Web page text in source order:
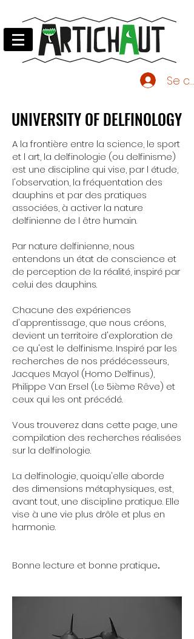
Se
UNIVERSITY OF DELFINOLOGY
UNIVERSITY OF DELFINOLOGY
A la frontière entre la science, le sport
et l art, la delfinologie (ou delfinisme)
est une discipline qui vise, par l étude,
l'observation, la fréquentation des
dauphins et par des pratiques
associées, à activer la nature
delfinienne de l être humain.
Par nature delfinienne, nous
entendons un état de conscience et
de perception de la réalité, inspiré par
celui des dauphins.
Chacune des expériences
d'apprentissage, que nous créons,
devient un territoire d'exploration de
ce qu'est le delfinisme. Inspiré par les
recherches de nos prédécesseurs,
Jacques Mayol (Homo Delfinus),
Philippe Van Ersel (Le 5ième Rêve) et
ceux qui les ont précédé.
Vous trouverez dans cette page, une
compilation des recherches réalisées
sur la delfinologie.
La delfinologie, quoiqu'elle aborde
des dimensions métaphysiques, est,
avant tout, une discipline pratique. Elle
vise à une vie plus drôle et plus en
harmonie.
Bonne lecture et bonne pratique.